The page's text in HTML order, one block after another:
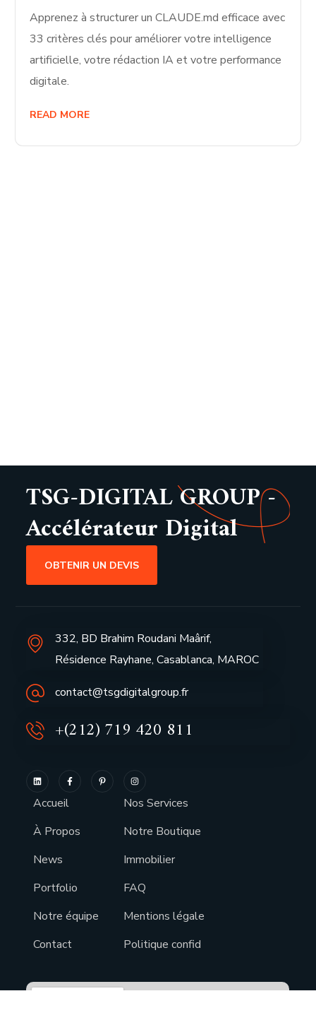
Apprenez à structurer un CLAUDE.md efficace avec
33 critères clés pour améliorer votre intelligence
artificielle, votre rédaction IA et votre performance
digitale.
READ MORE
TSG-DIGITAL GROUP -
Accélérateur Digital
OBTENIR UN DEVIS
332, BD Brahim Roudani Maârif,
Résidence Rayhane, Casablanca, MAROC
contact@tsgdigitalgroup.fr
+(212) 719 420 811
Accueil
À Propos
News
Portfolio
Notre équipe
Contact
Nos Services
Notre Boutique
Immobilier
FAQ
Mentions légale
Politique confid